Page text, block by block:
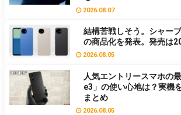
2026.08.07
結構苦戦しそう。シャー
の商品化を発表。発売は
2026.08.05
人気エントリースマホの
e3」の使い心地は？実機
まとめ
2026.08.05